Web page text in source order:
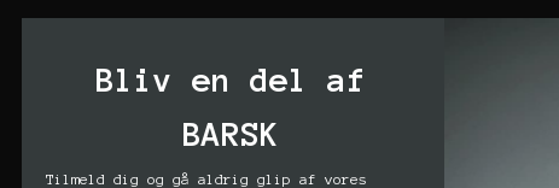
Bliv en del af
BARSK
Tilmeld dig og gå aldrig glip af vores